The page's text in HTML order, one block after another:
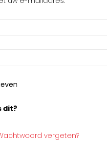
dit?
vergeten?